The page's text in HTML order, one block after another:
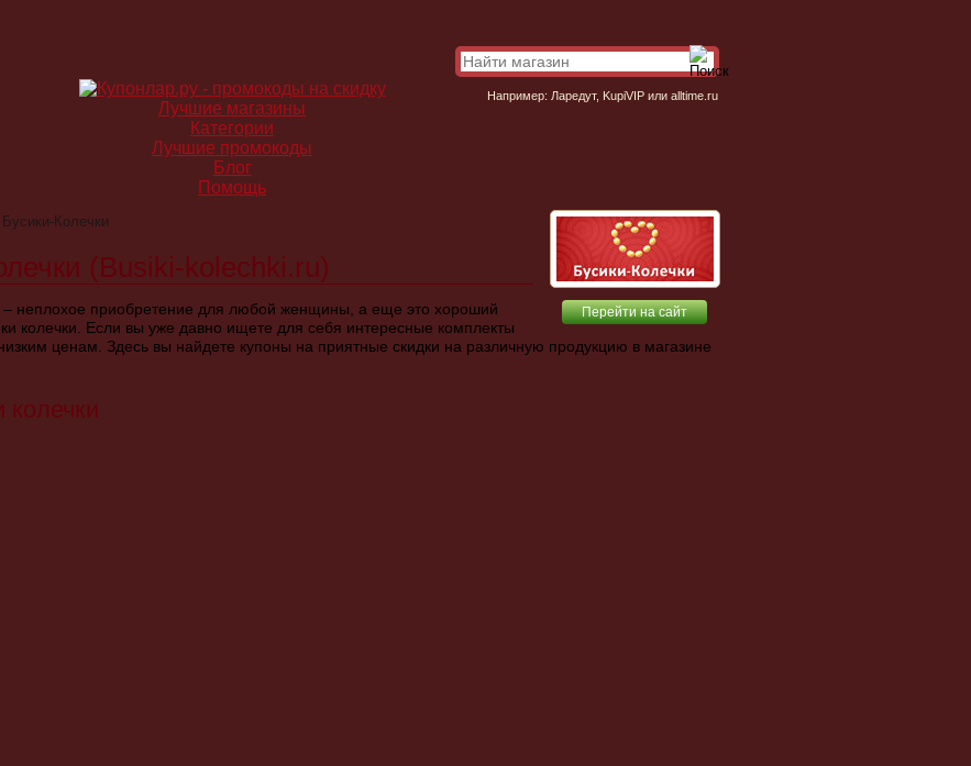
Бусики-Колечки
(Busiki-kolechki.ru)
Перейти на сайт
– неплохое приобретение для любой женщины, а еще это хороший
колечки. Если вы уже давно ищете для себя интересные комплекты
ценам. Здесь вы найдете купоны на приятные скидки на различную продукцию в магазине
Например: Ларедут, KupiVIPили alltime.ru
Лучшие магазины
Категории
Лучшие промокоды
Блог
Помощь